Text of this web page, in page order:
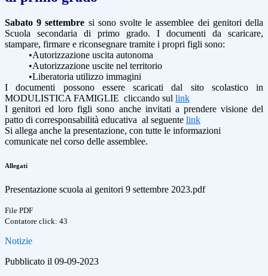
Sabato 9 settembre si sono svolte le assemblee dei genitori della
Scuola secondaria di primo grado. I documenti da scaricare,
stampare, firmare e riconsegnare tramite i propri figli sono:
•Autorizzazione uscita autonoma
•Autorizzazione uscite nel territorio
•Liberatoria utilizzo immagini
I documenti possono essere scaricati dal sito scolastico in
MODULISTICA FAMIGLIE cliccando sul link
I genitori ed loro figli sono anche invitati a prendere visione del
patto di corresponsabilità educativa al seguente link
Si allega anche la presentazione, con tutte le informazioni
comunicate nel corso delle assemblee.
Allegati
Presentazione scuola ai genitori 9 settembre 2023.pdf
File PDF
Contatore click: 43
Notizie
Pubblicato il 09-09-2023